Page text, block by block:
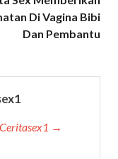
Di Vagina Bibi
Dan Pembantu
→